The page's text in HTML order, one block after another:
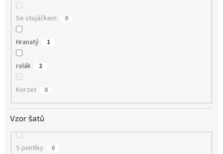
Se stojáčkem 0
Hranatý 1
rolák 2
Korzet 0
Vzor šatů
S puntíky 0